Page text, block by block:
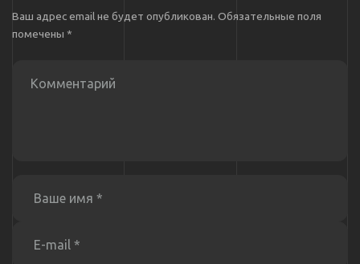
Ваш адрес email не будет опубликован. Обязательные поля
помечены *